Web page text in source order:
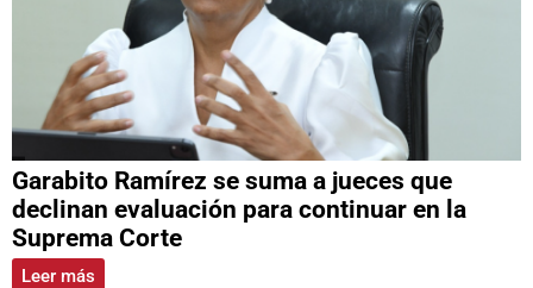
Garabito Ramírez se suma a jueces que
declinan evaluación para continuar en la
Suprema Corte
Leer más